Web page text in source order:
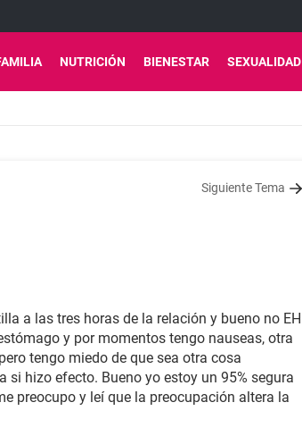
NUTRICIÓN BIENESTAR SEXUALIDAD
Siguiente Tema
a las tres horas de la relación y bueno no EH
y por momentos tengo nauseas, otra
tengo miedo de que sea otra cosa
hizo efecto. Bueno yo estoy un 95% segura
preocupo y leí que la preocupación altera la